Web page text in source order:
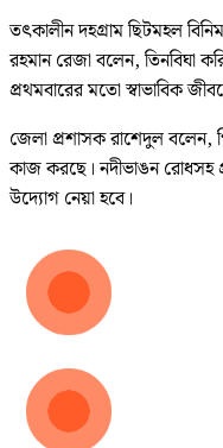
তৎকালীন দহগ্রাম ছিটমহল
রহমান রেজা বলেন, তিনবিঘা
প্রথমবারের মতো স্বাভাবিক
জেলা প্রশাসক রাশেদুল বলেন,
কাজ করছে। নদীভাঙন রোধসহ
উদ্যোগ নেয়া হবে।